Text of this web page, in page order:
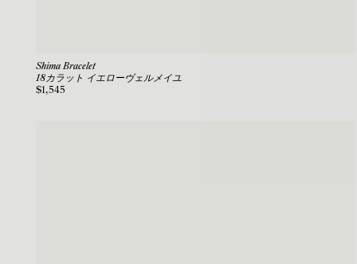
Shima Bracelet
18カラット イエローヴェルメイユ
$1,545